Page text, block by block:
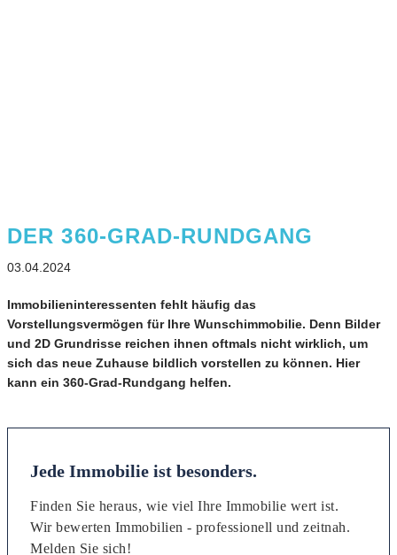
DER 360-GRAD-RUNDGANG
03.04.2024
Immobilieninteressenten fehlt häufig das
Vorstellungsvermögen für Ihre Wunschimmobilie. Denn Bilder
und 2D Grundrisse reichen ihnen oftmals nicht wirklich, um
sich das neue Zuhause bildlich vorstellen zu können. Hier
kann ein 360-Grad-Rundgang helfen.
Jede Immobilie ist besonders.
Finden Sie heraus, wie viel Ihre Immobilie wert ist.
Wir bewerten Immobilien - professionell und zeitnah.
Melden Sie sich!